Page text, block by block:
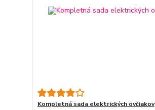
Kompletná sada elektrických ovčiakov